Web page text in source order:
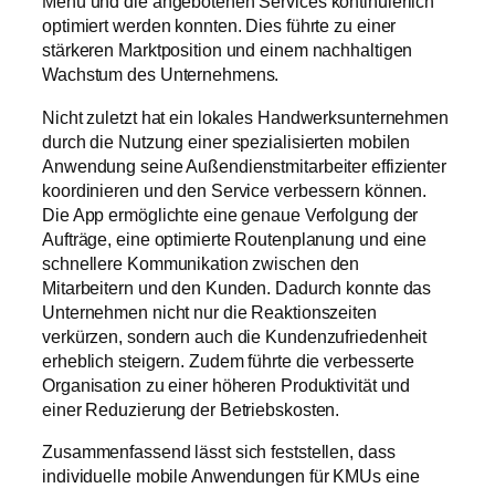
optimiert werden konnten. Dies führte zu einer
stärkeren Marktposition und einem nachhaltigen
Wachstum des Unternehmens.
Nicht zuletzt hat ein lokales Handwerksunternehmen
durch die Nutzung einer spezialisierten mobilen
Anwendung seine Außendienstmitarbeiter effizienter
koordinieren und den Service verbessern können.
Die App ermöglichte eine genaue Verfolgung der
Aufträge, eine optimierte Routenplanung und eine
schnellere Kommunikation zwischen den
Mitarbeitern und den Kunden. Dadurch konnte das
Unternehmen nicht nur die Reaktionszeiten
verkürzen, sondern auch die Kundenzufriedenheit
erheblich steigern. Zudem führte die verbesserte
Organisation zu einer höheren Produktivität und
einer Reduzierung der Betriebskosten.
Zusammenfassend lässt sich feststellen, dass
individuelle mobile Anwendungen für KMUs eine